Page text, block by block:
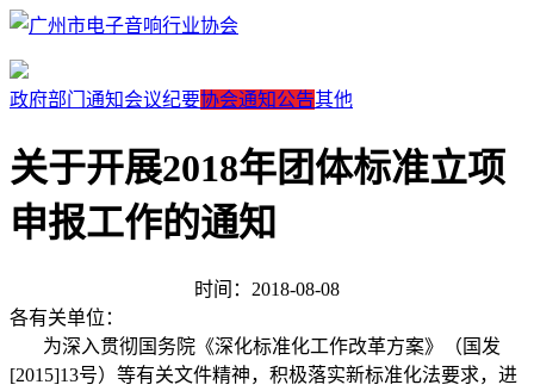
政府部门通知会议纪要协会通知公告其他
关于开展2018年团体标准立项
申报工作的通知
时间：2018-08-08
各有关单位：
为深入贯彻国务院《深化标准化工作改革方案》（国发
[2015]13号）等有关文件精神，积极落实新标准化法要求，进